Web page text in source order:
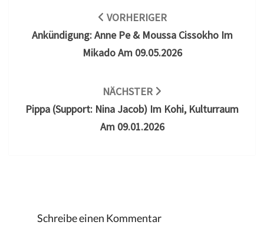
VORHERIGER
Ankündigung: Anne Pe & Moussa Cissokho Im
Mikado Am 09.05.2026
NÄCHSTER
Pippa (Support: Nina Jacob) Im Kohi, Kulturraum
Am 09.01.2026
Schreibe einen Kommentar